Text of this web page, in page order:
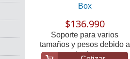
Box
$136.990
Soporte para varios
tamaños y pesos debido a
su potente anc...